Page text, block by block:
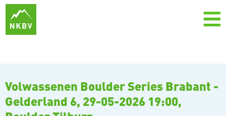
Volwassenen Boulder Series Brabant -
Gelderland 6, 29-05-2026 19:00,